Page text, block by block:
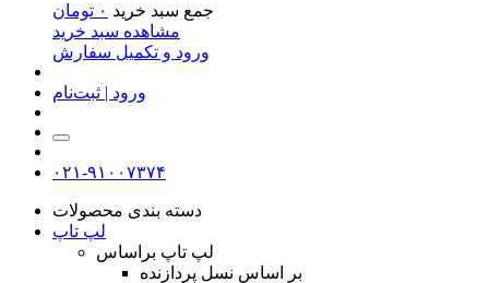
جمع سبد خرید ۰ تومان
مشاهده سبد خرید
ورود و تکمیل سفارش
ورود | ثبت‌نام
۰۲۱-۹۱۰۰۷۳۷۴
دسته بندی محصولات
لپ تاپ
لپ تاپ براساس
بر اساس نسل پردازنده